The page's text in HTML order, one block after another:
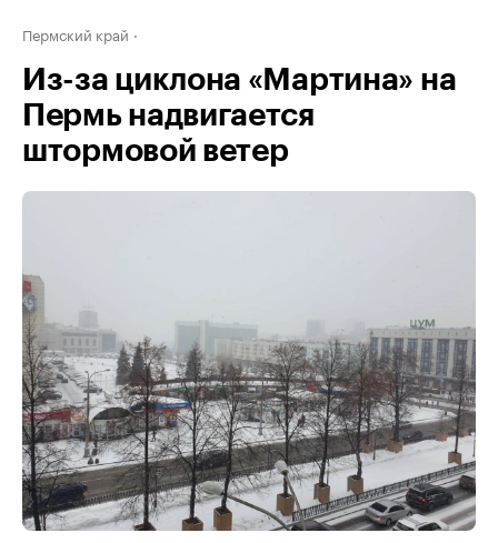
Пермский край
Из-за циклона «Мартина» на
Пермь надвигается
штормовой ветер